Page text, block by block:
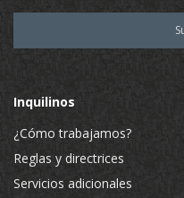
Inquilinos
¿Cómo trabajamos?
Reglas y directrices
Servicios adicionales